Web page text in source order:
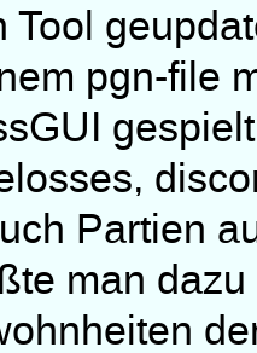
Tool
pgn-file
Partien
man